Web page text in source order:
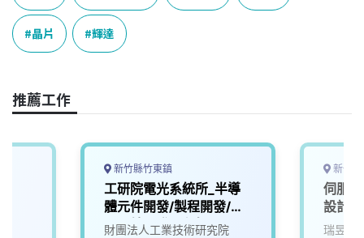
b
o
o
a
d
s
e
L
晶片 輝達
推薦工作
新竹縣竹東鎮
工研院電光系統所_半導
體元件開發/製程開發/量
子晶片開發工程師
財團法人工業技術研究院
新竹
伺服
設計
瑞昱半